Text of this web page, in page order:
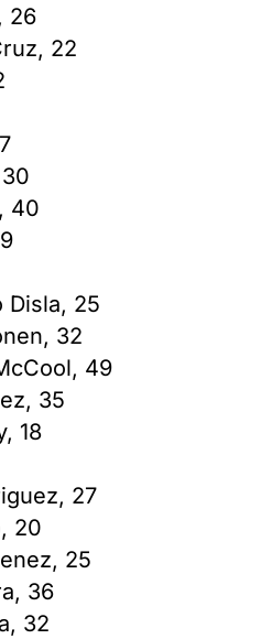
26
22
40
Disla, 25
32
49
35
18
27
20
25
36
32